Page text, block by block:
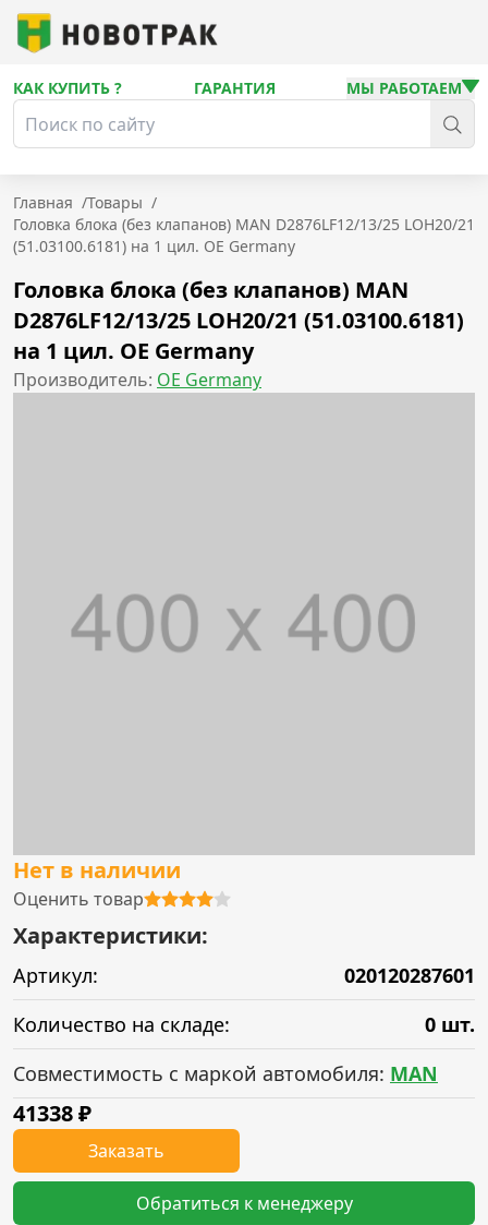
КАК КУПИТЬ ? ГАРАНТИЯ МЫ РАБОТАЕМ
Главная /Товары /
Головка блока (без клапанов) MAN D2876LF12/13/25 LOH20/21
(51.03100.6181) на 1 цил. OE Germany
Головка блока (без клапанов) MAN
D2876LF12/13/25 LOH20/21 (51.03100.6181)
на 1 цил. OE Germany
Производитель: OE Germany
Нет в наличии
Оценить товар
Характеристики:
Артикул:
020120287601
Количество на складе:
0 шт.
Совместимость с маркой автомобиля: MAN
41338₽
Заказать
Обратиться к менеджеру